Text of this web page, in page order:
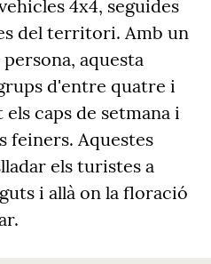
4x4, seguides
del territori. Amb un
aquesta
d'entre quatre i
caps de setmana i
feiners. Aquestes
els turistes a
i allà on la floració